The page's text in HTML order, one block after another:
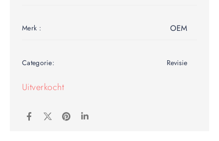
Merk : OEM
Categorie: Revisie
Uitverkocht